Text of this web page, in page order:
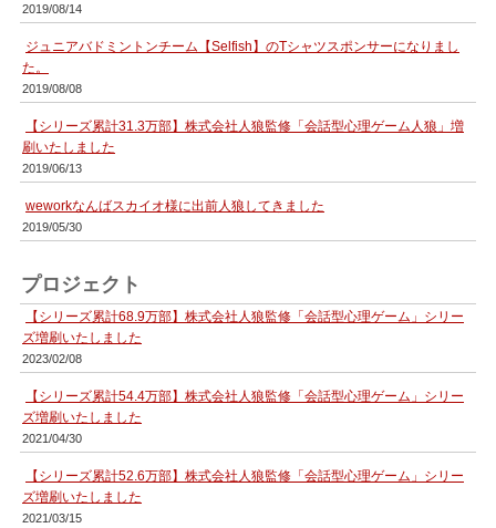
2019/08/14
ジュニアバドミントンチーム【Selfish】のTシャツスポンサーになりまし
た。
2019/08/08
【シリーズ累計31.3万部】株式会社人狼監修「会話型心理ゲーム人狼」増
刷いたしました
2019/06/13
weworkなんばスカイオ様に出前人狼してきました
2019/05/30
プロジェクト
【シリーズ累計68.9万部】株式会社人狼監修「会話型心理ゲーム」シリー
ズ増刷いたしました
2023/02/08
【シリーズ累計54.4万部】株式会社人狼監修「会話型心理ゲーム」シリー
ズ増刷いたしました
2021/04/30
【シリーズ累計52.6万部】株式会社人狼監修「会話型心理ゲーム」シリー
ズ増刷いたしました
2021/03/15